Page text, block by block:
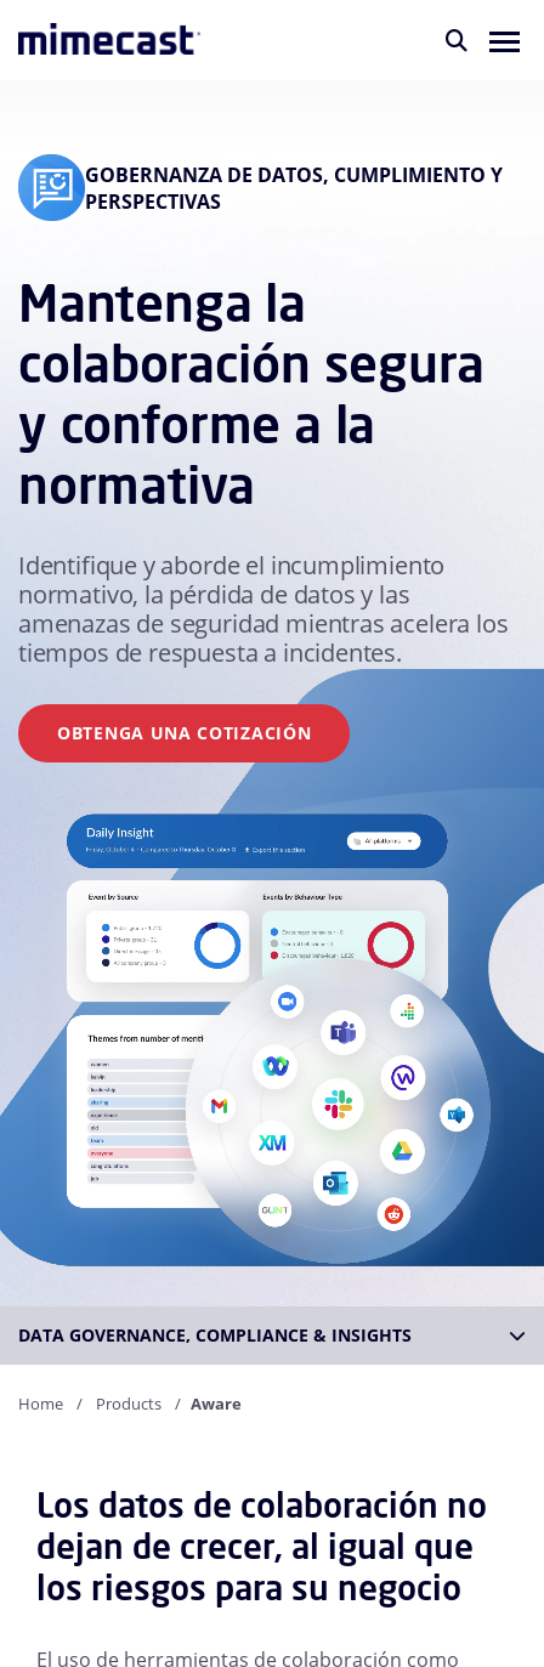
GOBERNANZA DE DATOS, CUMPLIMIENTO Y
PERSPECTIVAS
Mantenga la
colaboración segura
y conforme a la
normativa
Identifique y aborde el incumplimiento
normativo, la pérdida de datos y las
amenazas de seguridad mientras acelera los
tiempos de respuesta a incidentes.
OBTENGA UNA COTIZACIÓN
DATA GOVERNANCE, COMPLIANCE & INSIGHTS
Home Products Aware
Los datos de colaboración no
dejan de crecer, al igual que
los riesgos para su negocio
El uso de herramientas de colaboración como